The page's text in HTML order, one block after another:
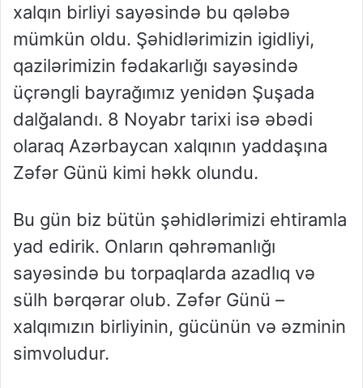
xalqın birliyi sayəsində bu qələbə
mümkün oldu. Şəhidlərimizin igidliyi,
qazilərimizin fədakarlığı sayəsində
üçrəngli bayrağımız yenidən Şuşada
dalğalandı. 8 Noyabr tarixi isə əbədi
olaraq Azərbaycan xalqının yaddaşına
Zəfər Günü kimi həkk olundu.
Bu gün biz bütün şəhidlərimizi ehtiramla
yad edirik. Onların qəhrəmanlığı
sayəsində bu torpaqlarda azadlıq və
sülh bərqərar olub. Zəfər Günü –
xalqımızın birliyinin, gücünün və əzminin
simvoludur.